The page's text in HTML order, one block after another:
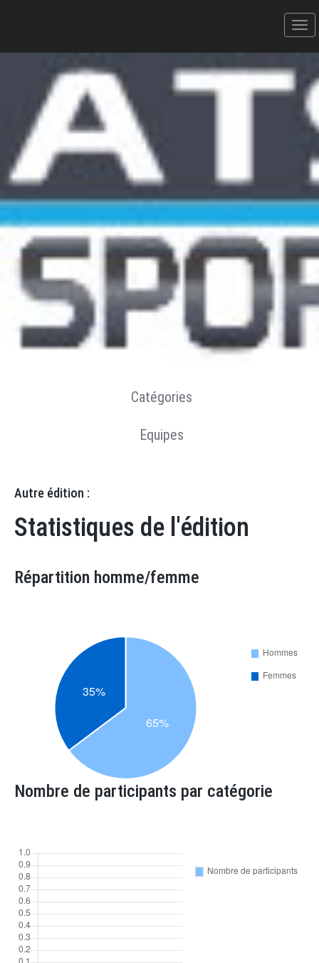
Urban Trail de Montpellier -
13/01/2024
12 Km SOLO
Partager
Erratum
Donner votre avis
Aperçu
Résultats
Catégories
Equipes
Autre édition :
Statistiques de l'édition
Répartition homme/femme
Nombre de participants par catégorie